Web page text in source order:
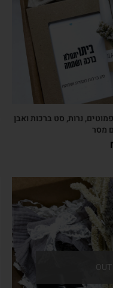
נרות, סט ברכות ואבן
מסר
צפייה מהירה